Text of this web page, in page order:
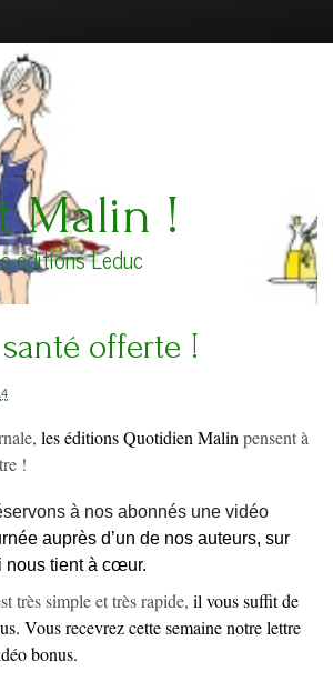
Malin !
éditions Leduc
offerte !
les éditions Quotidien Malin pensent à
!
à nos abonnés une vidéo
auprès d’un de nos auteurs, sur
nous tient à cœur.
très simple et très rapide, il vous suffit de
Vous recevrez cette semaine notre lettre
bonus.